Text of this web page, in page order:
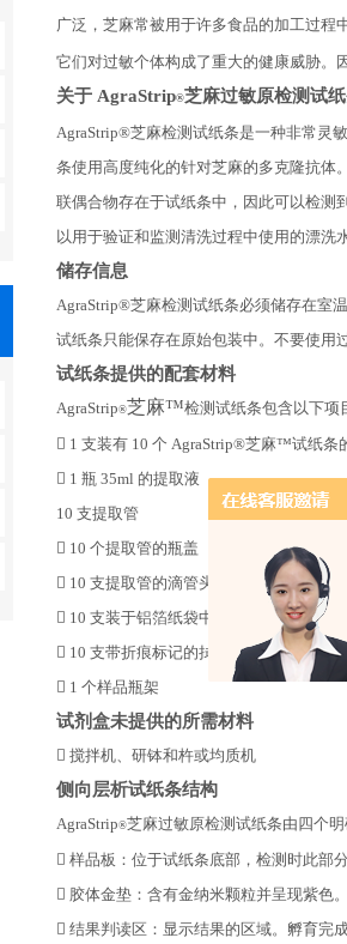
广泛，芝麻常被用于许多食品的加工过程
它们对过敏个体构成了重大的健康威胁。
关于 AgraStrip®芝麻过敏原检测试
AgraStrip®芝麻检测试纸条是一种非常灵
条使用高度纯化的针对芝麻的多克隆抗体
联偶合物存在于试纸条中，因此可以检测
以用于验证和监测清洗过程中使用的漂洗
储存信息
AgraStrip®芝麻检测试纸条必须储存在室
试纸条只能保存在原始包装中。不要使
试纸条提供的配套材料
AgraStrip®芝麻™检测试纸条包含以下项
 1 支装有 10 个 AgraStrip®芝麻™试纸条
 1 瓶 35ml 的提取液
10 支提取管
 10 个提取管的瓶盖
 10 支提取管的滴管头
 10 支装于铝箔纸袋中的孵育管
 10 支带折痕标记的拭子
 1 个样品瓶架
试剂盒未提供的所需材料
搅拌机、研钵和杵或均质机
侧向层析试纸条结构
AgraStrip®芝麻过敏原检测试纸条由四个
样品板：位于试纸条底部，检测时此部
 胶体金垫：含有金纳米颗粒并呈现紫色。
结果判读区：显示结果的区域。孵育完